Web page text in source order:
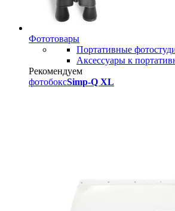
Фототовары
Портативные
Аксессуары к
Рекомендуем
фотобоксSimp-Q XL